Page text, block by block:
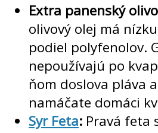
Extra panenský
olivový olej má
podiel polyfenolov.
nepoužívajú po
ňom doslova pláva
namáčate domáci
Syr Feta: Pravá feta